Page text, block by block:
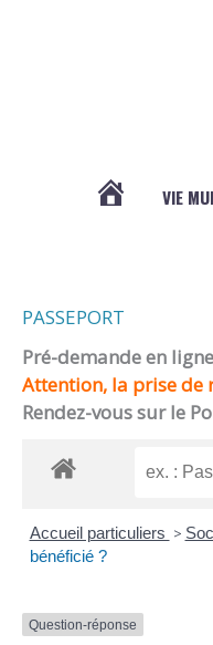
VIE
PASSEPORT
Pré-demande en
Attention, la prise de
Rendez-vous sur le
Accueil particuliers >
bénéficié ?
Question-réponse